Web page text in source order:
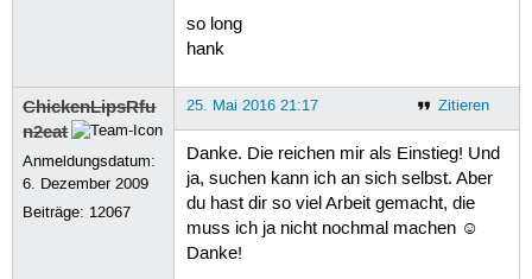
so long
hank
ChickenLipsRfu
n2eat
Anmeldungsdatum:
6. Dezember 2009
Beiträge: 12067
Zitieren
25. Mai 2016 21:17
Danke. Die reichen mir als Einstieg! Und
ja, suchen kann ich an sich selbst. Aber
du hast dir so viel Arbeit gemacht, die
muss ich ja nicht nochmal machen ☺
Danke!